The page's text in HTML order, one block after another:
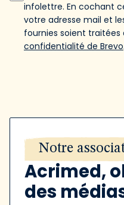
infolettre. En cochant
votre adresse mail et
fournies soient
confidentialité de Brevo.
Notre
Acrimed,
des